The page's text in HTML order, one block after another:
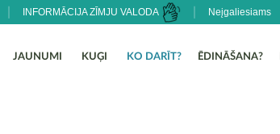
Neįgaliesiams
INFORMĀCIJA ZĪMJU VALODA
JAUNUMI KUĢI KO DARĪT? ĒDINĀŠANA?